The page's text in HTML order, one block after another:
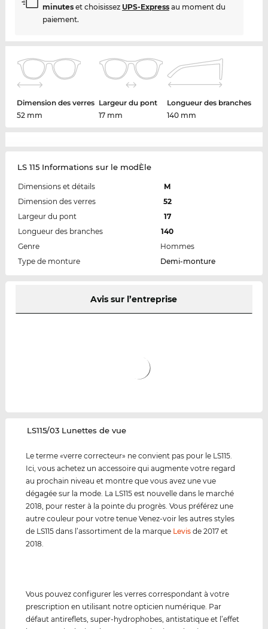
minuteset choisissez UPS-Expressau moment du
paiement.
Dimension des verres
52 mm
Largeur du pont
17 mm
Longueur des branches
140 mm
LS 115 Informations sur le modÈle
Dimensions et détails
M
Dimension des verres
52
Largeur du pont
17
Longueur des branches
140
Genre
Hommes
Type de monture
Demi-monture
Avis sur l’entreprise
‌LS115/03 Lunettes de vue
Le terme «verre correcteur» ne convient pas pour le LS115.
Ici, vous achetez un accessoire qui augmente votre regard
au prochain niveau et montre que vous avez une vue
dégagée sur la mode. La LS115 est nouvelle dans le marché
2018, pour rester à la pointe du progrès. Vous préférez une
autre couleur pour votre tenue Venez-voir les autres styles
de LS115 dans l’assortiment de la marque Levis de 2017 et
2018.
Vous pouvez configurer les verres correspondant à votre
prescription en utilisant notre opticien numérique. Par
défaut antireflets, super-hydrophobes, antistatique et l’effet